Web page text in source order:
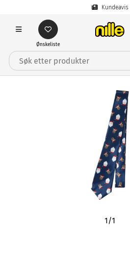
Kundeavis
Ønskeliste
1/1